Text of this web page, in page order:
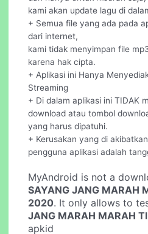
kami akan update lagu di
+ Semua file yang ada pada
dari internet,
kami tidak menyimpan file
karena hak cipta.
+ Aplikasi ini Hanya
Streaming
+ Di dalam aplikasi ini TIDAK
download atau tombol
yang harus dipatuhi.
+ Kerusakan yang di
pengguna aplikasi adalah
MyAndroid is not a
SAYANG JANG MARAH
2020. It only allows to
JANG MARAH MARAH
apkid